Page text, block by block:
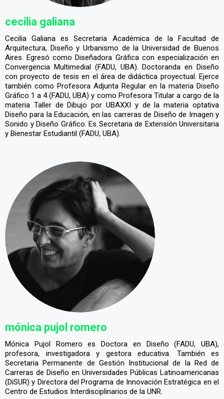
cecilia galiana
Cecilia Galiana es Secretaria Académica de la Facultad de
Arquitectura, Diseño y Urbanismo de la Universidad de Buenos
Aires. Egresó como Diseñadora Gráfica con especialización en
Convergencia Multimedial (FADU, UBA). Doctoranda en Diseño
con proyecto de tesis en el área de didáctica proyectual. Ejerce
también como Profesora Adjunta Regular en la materia Diseño
Gráfico 1 a 4 (FADU, UBA) y como Profesora Titular a cargo de la
materia Taller de Dibujo por UBAXXI y de la materia optativa
Diseño para la Educación, en las carreras de Diseño de Imagen y
Sonido y Diseño Gráfico. Es Secretaria de Extensión Universitaria
y Bienestar Estudiantil (FADU, UBA).
mónica pujol romero
Mónica Pujol Romero es Doctora en Diseño (FADU, UBA),
profesora, investigadora y gestora educativa. También es
Secretaria Permanente de Gestión Institucional de la Red de
Carreras de Diseño en Universidades Públicas Latinoamericanas
(DiSUR) y Directora del Programa de Innovación Estratégica en el
Centro de Estudios Interdisciplinarios de la UNR.